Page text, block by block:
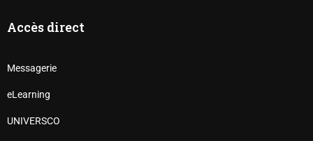
Accès direct
Messagerie
eLearning
UNIVERSCO